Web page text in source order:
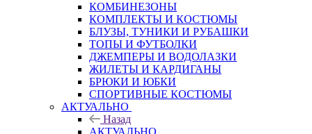
КОМБИНЕЗОНЫ
КОМПЛЕКТЫ И КОСТЮМЫ
БЛУЗЫ, ТУНИКИ И РУБАШКИ
ТОПЫ И ФУТБОЛКИ
ДЖЕМПЕРЫ И ВОДОЛАЗКИ
ЖИЛЕТЫ И КАРДИГАНЫ
БРЮКИ И ЮБКИ
СПОРТИВНЫЕ КОСТЮМЫ
АКТУАЛЬНО
Назад
АКТУАЛЬНО